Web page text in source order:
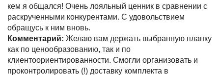
кем я общался! Очень лояльный ценник в сравнении с
раскрученными конкурентами. С удовольствием
обращусь к ним вновь.
Комментарий: Желаю вам держать выбранную планку
как по ценообразованию, так и по
клиентоориентированности. Смогли организовать и
проконтролировать (!) доставку комплекта в